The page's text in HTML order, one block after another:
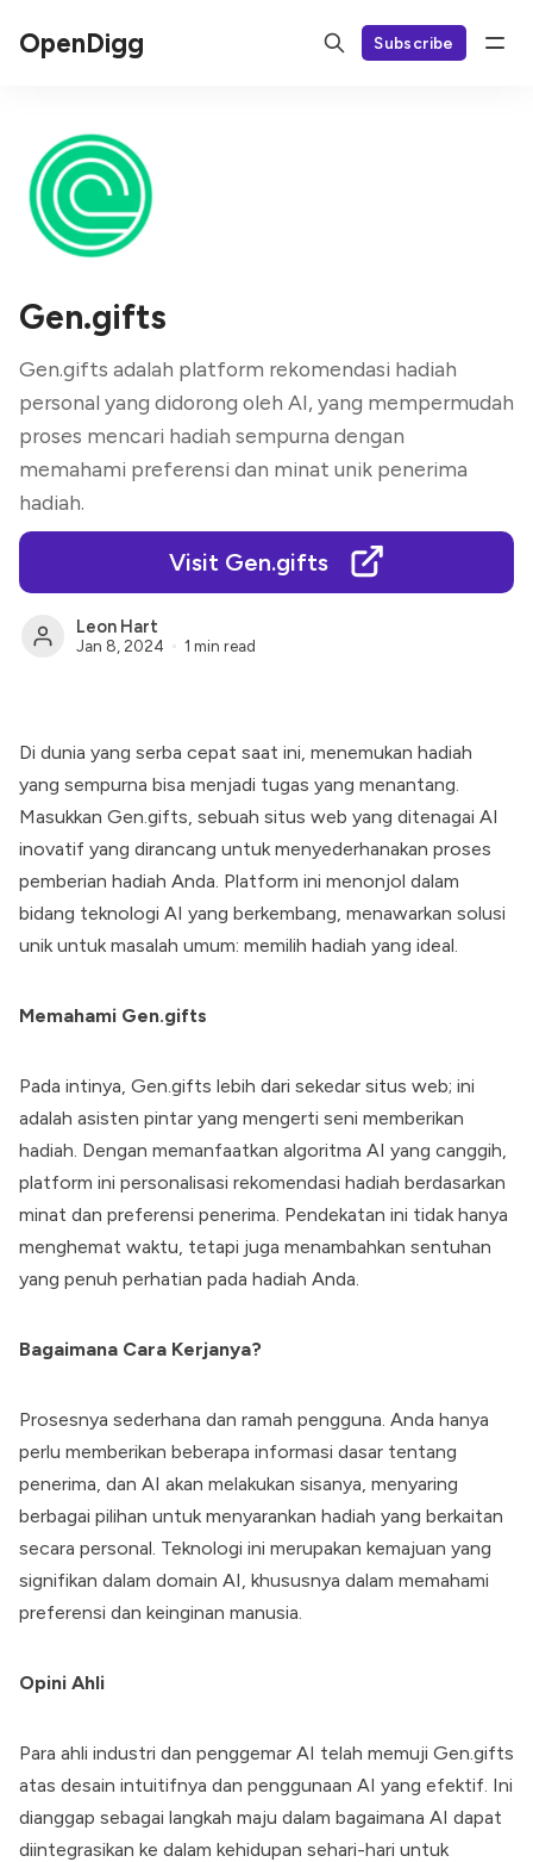
OpenDigg Subscribe
Gen.gifts
Gen.gifts adalah platform rekomendasi hadiah
personal yang didorong oleh AI, yang mempermudah
proses mencari hadiah sempurna dengan
memahami preferensi dan minat unik penerima
hadiah.
Visit Gen.gifts
Leon Hart
Jan 8, 2024 1 min read
Di dunia yang serba cepat saat ini, menemukan hadiah
yang sempurna bisa menjadi tugas yang menantang.
Masukkan Gen.gifts, sebuah situs web yang ditenagai AI
inovatif yang dirancang untuk menyederhanakan proses
pemberian hadiah Anda. Platform ini menonjol dalam
bidang teknologi AI yang berkembang, menawarkan solusi
unik untuk masalah umum: memilih hadiah yang ideal.
Memahami Gen.gifts
Pada intinya, Gen.gifts lebih dari sekedar situs web; ini
adalah asisten pintar yang mengerti seni memberikan
hadiah. Dengan memanfaatkan algoritma AI yang canggih,
platform ini personalisasi rekomendasi hadiah berdasarkan
minat dan preferensi penerima. Pendekatan ini tidak hanya
menghemat waktu, tetapi juga menambahkan sentuhan
yang penuh perhatian pada hadiah Anda.
Bagaimana Cara Kerjanya?
Prosesnya sederhana dan ramah pengguna. Anda hanya
perlu memberikan beberapa informasi dasar tentang
penerima, dan AI akan melakukan sisanya, menyaring
berbagai pilihan untuk menyarankan hadiah yang berkaitan
secara personal. Teknologi ini merupakan kemajuan yang
signifikan dalam domain AI, khususnya dalam memahami
preferensi dan keinginan manusia.
Opini Ahli
Para ahli industri dan penggemar AI telah memuji Gen.gifts
atas desain intuitifnya dan penggunaan AI yang efektif. Ini
dianggap sebagai langkah maju dalam bagaimana AI dapat
diintegrasikan ke dalam kehidupan sehari-hari untuk